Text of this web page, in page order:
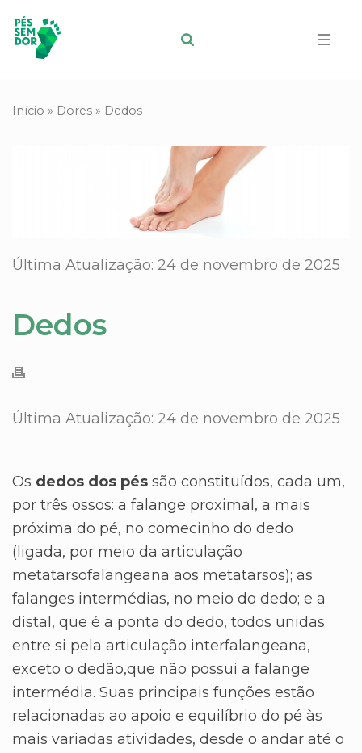
Início » Dores » Dedos
Última Atualização: 24 de novembro de 2025
Dedos
Última Atualização: 24 de novembro de 2025
Os dedos dos pés são constituídos, cada um,
por três ossos: a falange proximal, a mais
próxima do pé, no comecinho do dedo
(ligada, por meio da articulação
metatarsofalangeana aos metatarsos); as
falanges intermédias, no meio do dedo; e a
distal, que é a ponta do dedo, todos unidas
entre si pela articulação interfalangeana,
exceto o dedão,que não possui a falange
intermédia. Suas principais funções estão
relacionadas ao apoio e equilíbrio do pé às
mais variadas atividades, desde o andar até o